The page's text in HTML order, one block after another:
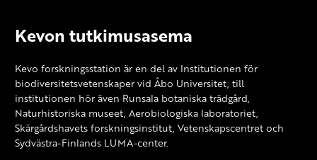
Kevon tutkimusasema
Kevo forskningsstation är en del av Institutionen för
biodiversitetsvetenskaper vid Åbo Universitet, till
institutionen hör även Runsala botaniska trädgård,
Naturhistoriska museet, Aerobiologiska laboratoriet,
Skärgårdshavets forskningsinstitut, Vetenskapscentret och
Sydvästra-Finlands LUMA-center.